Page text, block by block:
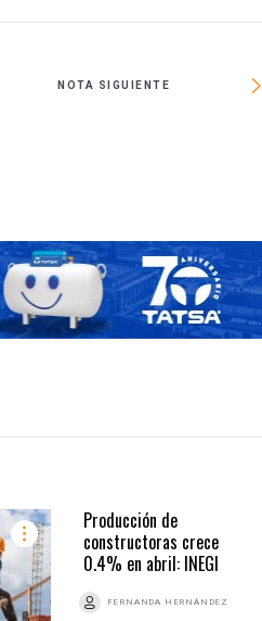
NOTA SIGUIENTE
Producción de
constructoras crece
0.4% en abril: INEGI
FERNANDA HERNÁNDEZ